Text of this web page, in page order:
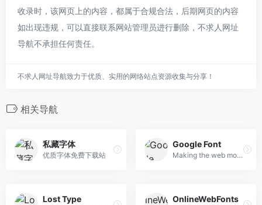
收录时，该网页上的内容，都属于合规合法，后期网页的内容
如出现违规，可以直接联系网站管理员进行删除，不求人网址
导航不承担任何责任。
不求人网址导航致力于优质、实用的网络站点资源收集与分享！
相关导航
私藏字体
优质字体免费下载站
Google Font
Making the web more beautiful, fast, and open through great typography
Lost Type OnlineWebFonts